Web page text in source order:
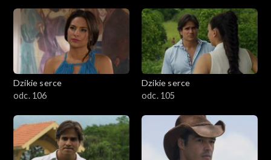
Dzikie serce
odc. 106
Dzikie serce
odc. 105